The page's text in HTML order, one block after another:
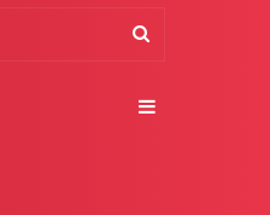
Buscar
Sidebar